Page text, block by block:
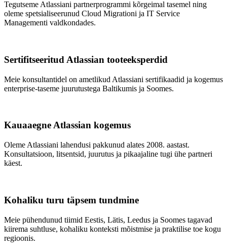
Tegutseme Atlassiani partnerprogrammi kõrgeimal tasemel ning
oleme spetsialiseerunud Cloud Migrationi ja IT Service
Managementi valdkondades.
Sertifitseeritud Atlassian tooteeksperdid
Meie konsultantidel on ametlikud Atlassiani sertifikaadid ja kogemus
enterprise-taseme juurutustega Baltikumis ja Soomes.
Kauaaegne Atlassian kogemus
Oleme Atlassiani lahendusi pakkunud alates 2008. aastast.
Konsultatsioon, litsentsid, juurutus ja pikaajaline tugi ühe partneri
käest.
Kohaliku turu täpsem tundmine
Meie pühendunud tiimid Eestis, Lätis, Leedus ja Soomes tagavad
kiirema suhtluse, kohaliku konteksti mõistmise ja praktilise toe kogu
regioonis.